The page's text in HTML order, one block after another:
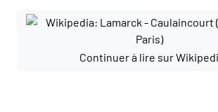
Continuer à lire sur